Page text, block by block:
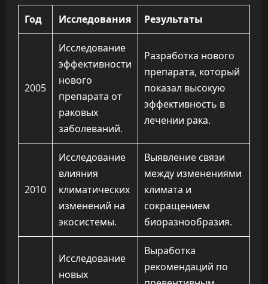
Год Исследования Результаты
2005
Исследование
эффективности
нового
препарата от
раковых
заболеваний.
Разработка нового
препарата, который
показал высокую
эффективность в
лечении рака.
2010
Исследование
влияния
климатических
изменений на
экосистемы.
Выявление связи
между изменениями
климата и
сокращением
биоразнообразия.
Исследование
новых
Выработка
рекомендаций по